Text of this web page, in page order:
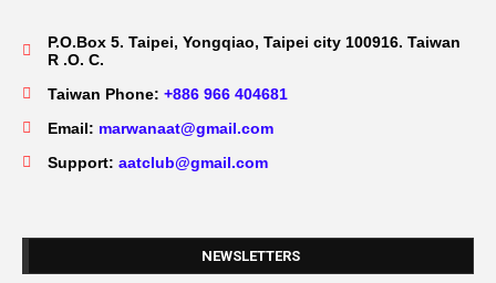
P.O.Box 5. Taipei, Yongqiao, Taipei city 100916. Taiwan
R .O. C.
Taiwan Phone: +886 966 404681
Email: marwanaat@gmail.com
Support: aatclub@gmail.com
NEWSLETTERS